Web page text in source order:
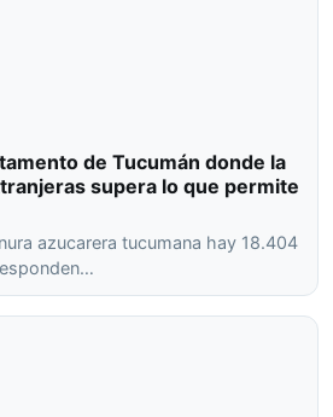
de Tucumán donde la
supera lo que permite
azucarera tucumana hay 18.404